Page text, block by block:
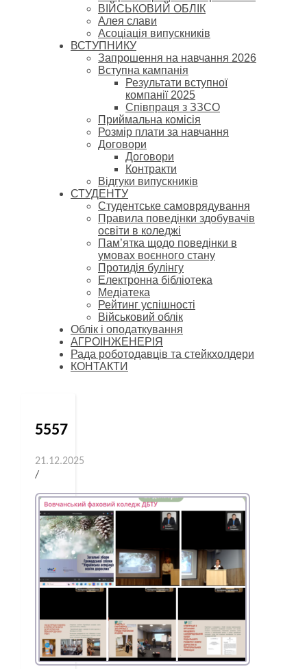
ВІЙСЬКОВИЙ ОБЛІК
Алея слави
Асоціація випускників
ВСТУПНИКУ
Запрошення на навчання 2026
Вступна кампанія
Результати вступної
компанії 2025
Співпраця з ЗЗСО
Приймальна комісія
Розмір плати за навчання
Договори
Договори
Контракти
Відгуки випускників
СТУДЕНТУ
Cтудентське самоврядування
Правила поведінки здобувачів
освіти в коледжі
Пам’ятка щодо поведінки в
умовах воєнного стану
Протидія булінгу
Електронна бібліотека
Медіатека
Рейтинг успішності
Військовий облік
Облік і оподаткування
АГРОІНЖЕНЕРІЯ
Рада роботодавців та стейкхолдери
КОНТАКТИ
5557
21.12.2025
/